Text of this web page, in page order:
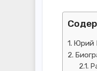
Юрий